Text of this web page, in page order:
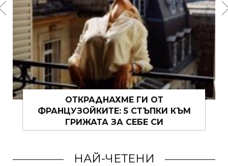
МУШКАТОТО – ИСТИНСКО
ВЕЛИКОЛЕПИЕ
НАЙ-ЧЕТЕНИ